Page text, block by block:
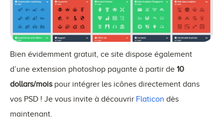
Bien évidemment gratuit, ce site dispose également
d’une extension photoshop payante à partir de 10
dollars/moispour intégrer les icônes directement dans
vos PSD ! Je vous invite à découvrir Flaticon dès
maintenant.